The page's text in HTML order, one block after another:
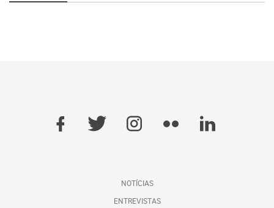
NOTÍCIAS
ENTREVISTAS